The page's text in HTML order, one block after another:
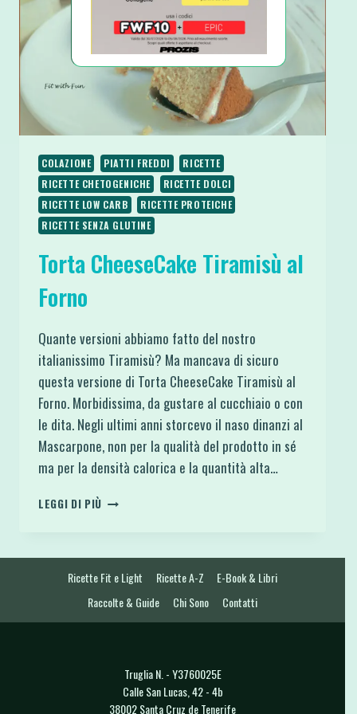
COLAZIONE PIATTI FREDDI
RICETTE
RICETTE CHETOGENICHE
RICETTE DOLCI
RICETTE LOW CARB
RICETTE PROTEICHE
RICETTE SENZA GLUTINE
Torta CheeseCake Tiramisù al
Forno
Quante versioni abbiamo fatto del nostro
italianissimo Tiramisù? Ma mancava di sicuro
questa versione di Torta CheeseCake Tiramisù al
Forno. Morbidissima, da gustare al cucchiaio o con
le dita. Negli ultimi anni storcevo il naso dinanzi al
Mascarpone, non per la qualità del prodotto in sé
ma per la densità calorica e la quantità alta…
LEGGI DI PIÙ TORTA
Ricette Fit e Light Ricette A-Z
E-Book & Libri
Raccolte & Guide
Chi Sono Contatti
Truglia N. - Y3760025E
Calle San Lucas, 42 - 4b
38002 Santa Cruz de Tenerife